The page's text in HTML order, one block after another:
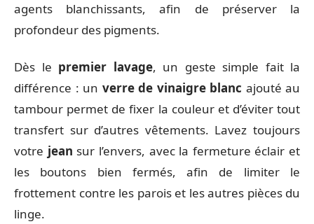
agents blanchissants, afin de préserver la
profondeur des pigments.
Dès le premier lavage, un geste simple fait la
différence : un verre de vinaigre blanc ajouté au
tambour permet de fixer la couleur et d’éviter tout
transfert sur d’autres vêtements. Lavez toujours
votre jean sur l’envers, avec la fermeture éclair et
les boutons bien fermés, afin de limiter le
frottement contre les parois et les autres pièces du
linge.